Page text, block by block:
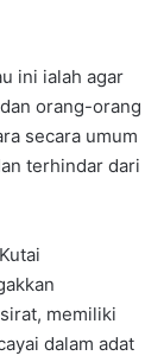
ini ialah agar
orang-orang
secara umum
terhindar dari
memiliki
dalam adat